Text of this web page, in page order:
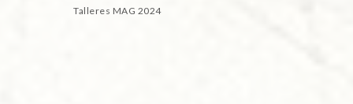
Talleres MAG 2024